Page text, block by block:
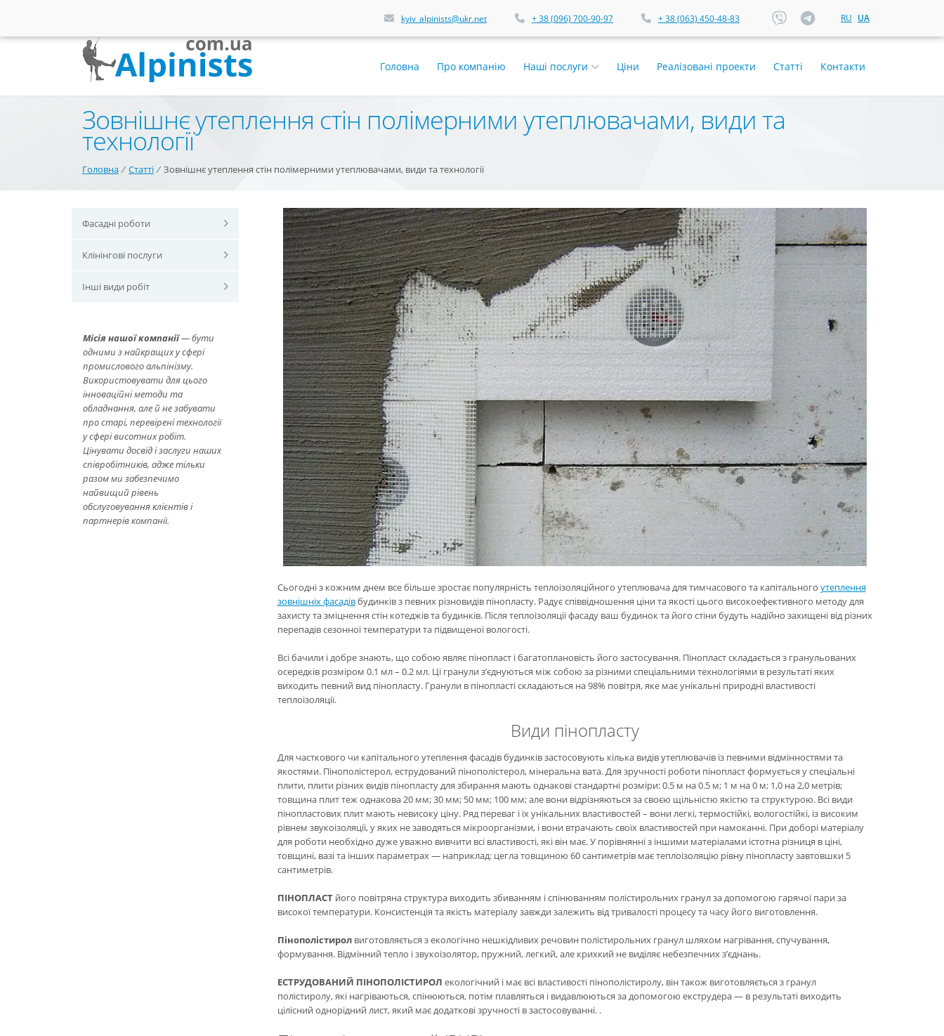
kyiv_alpinists@ukr.net + 38 (096) 700-90-97 + 38 (063) 450-48-83 RU UA
Головна Про компанію Наші послуги Ціни Реалізовані проекти Статті Контакти
Зовнішнє утеплення стін полімерними утеплювачами, види та
технології
Головна⁄ Статті⁄ Зовнішнє утеплення стін полімерними утеплювачами, види та технології
Фасадні роботи
Клінінгові послуги
Інші види робіт
Місія нашої компанії— бути
одними з найкращих у сфері
промислового альпінізму.
Використовувати для цього
інноваційні методи та
обладнання, але й не забувати
про старі, перевірені технології
у сфері висотних робіт.
Цінувати досвід і заслуги наших
співробітників, адже тільки
разом ми забезпечимо
найвищий рівень
обслуговування клієнтів і
партнерів компанії.
Сьогодні з кожним днем все більше зростає популярність теплоізоляційного утеплювача для тимчасового та капітального утеплення
зовнішніх фасадівбудинків з певних різновидів пінопласту. Радує співвідношення ціни та якості цього високоефективного методу для
захисту та зміцнення стін котеджів та будинків. Після теплоізоляції фасаду ваш будинок та його стіни будуть надійно захищені від різних
перепадів сезонної температури та підвищеної вологості.
Всі бачили і добре знають, що собою являє пінопласт і багатоплановість його застосування. Пінопласт складається з гранульованих
осередків розміром 0.1 мл – 0.2 мл. Ці гранули з’єднуються між собою за різними спеціальними технологіями в результаті яких
виходить певний вид пінопласту. Гранули в пінопласті складаються на 98% повітря, яке має унікальні природні властивості
теплоізоляції.
Види пінопласту
Для часткового чи капітального утеплення фасадів будинків застосовують кілька видів утеплювачів із певними відмінностями та
якостями. Пінополістерол, еструдований пінополістерол, мінеральна вата. Для зручності роботи пінопласт формується у спеціальні
плити, плити різних видів пінопласту для збирання мають однакові стандартні розміри: 0.5 м на 0.5 м; 1 м на 0 м; 1,0 на 2,0 метрів;
товщина плит теж однакова 20 мм; 30 мм; 50 мм; 100 мм; але вони відрізняються за своєю щільністю якістю та структурою. Всі види
пінопластових плит мають невисоку ціну. Ряд переваг і їх унікальних властивостей – вони легкі, термостійкі, вологостійкі, із високим
рівнем звукоізоляції, у яких не заводяться мікроорганізми, і вони втрачають своїх властивостей при намоканні. При доборі матеріалу
для роботи необхідно дуже уважно вивчити всі властивості, які він має. У порівнянні з іншими матеріалами істотна різниця в ціні,
товщині, вазі та інших параметрах — наприклад: цегла товщиною 60 сантиметрів має теплоізоляцію рівну пінопласту завтовшки 5
сантиметрів.
ПІНОПЛАСТйого повітряна структура виходить збиванням і спінюванням полістирольних гранул за допомогою гарячої пари за
високої температури. Консистенція та якість матеріалу завжди залежить від тривалості процесу та часу його виготовлення.
Пінополістиролвиготовляється з екологічно нешкідливих речовин полістирольних гранул шляхом нагрівання, спучування,
формування. Відмінний тепло і звукоізолятор, пружний, легкий, але крихкий не виділяє небезпечних з’єднань.
ЕСТРУДОВАНИЙ ПІНОПОЛІСТИРОЛ екологічний і має всі властивості пінополістиролу, він також виготовляється з гранул
полістиролу, які нагріваються, спінюються, потім плавляться і видавлюються за допомогою екструдера — в результаті виходить
цілісний однорідний лист, який має додаткові зручності в застосовуванні. .